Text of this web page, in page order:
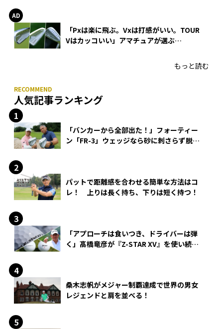
「Pxは楽に飛ぶ。Vxは打感がいい。TOUR
Vはカッコいい」アマチュアが選ぶ
もっと読む
人気記事ランキング
「バンカーから全部出た！」フォーティー
ン「FR-3」ウェッジなら砂に刺さらず脱出
パットで距離感を合わせる簡単な方法はコ
レ！ 上りは長く持ち、下りは短く持つ！
「アプローチは食いつき、ドライバーは弾
く」髙橋竜彦が『Z-STAR XV』を使い続け
桑木志帆がメジャー制覇達成で世界の男女
レジェンドと肩を並べる！